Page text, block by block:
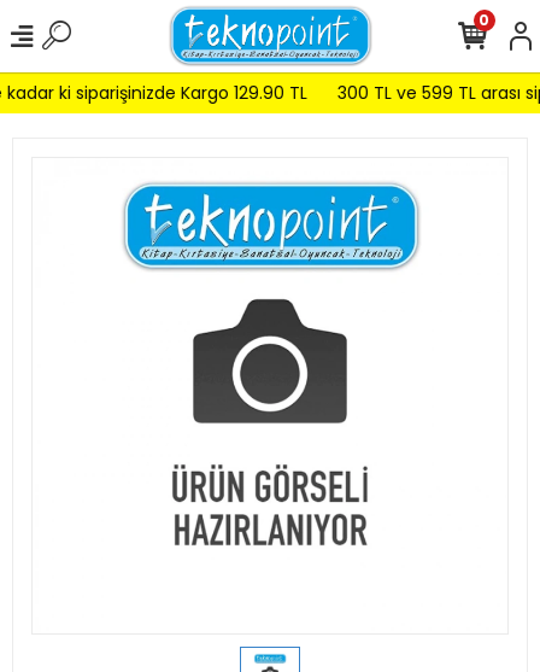
ki siparişinizde Kargo 129.90 TL 300 TL ve 599 TL arası
0